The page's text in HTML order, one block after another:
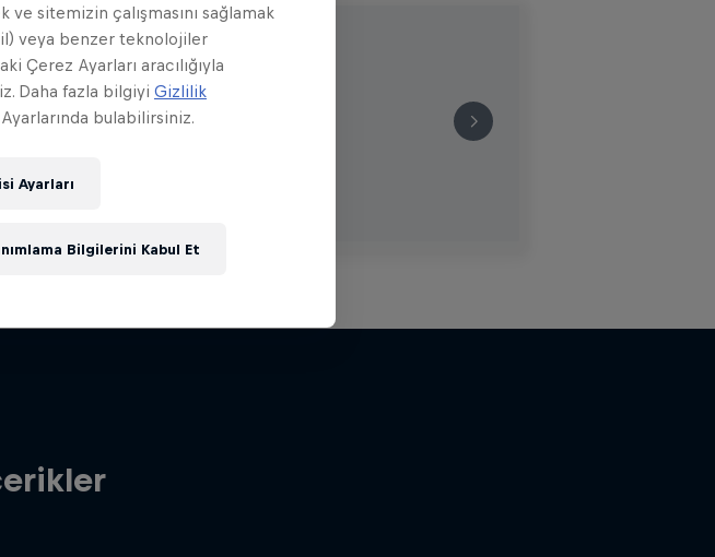
belgeseller, …
sitemizin çalışmasını sağlamak
veya benzer teknolojiler
Çerez Ayarları aracılığıyla
Daha fazla bilgiyi Gizlilik
bulabilirsiniz.
Ayarları
Bilgilerini Kabul Et